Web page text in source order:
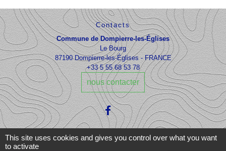
Contacts
Commune de Dompierre-les-Églises
Le Bourg
87190 Dompierre-les-Églises - FRANCE
+33 5 55 68 53 78
nous contacter
This site uses cookies and gives you control over what you want
to activate